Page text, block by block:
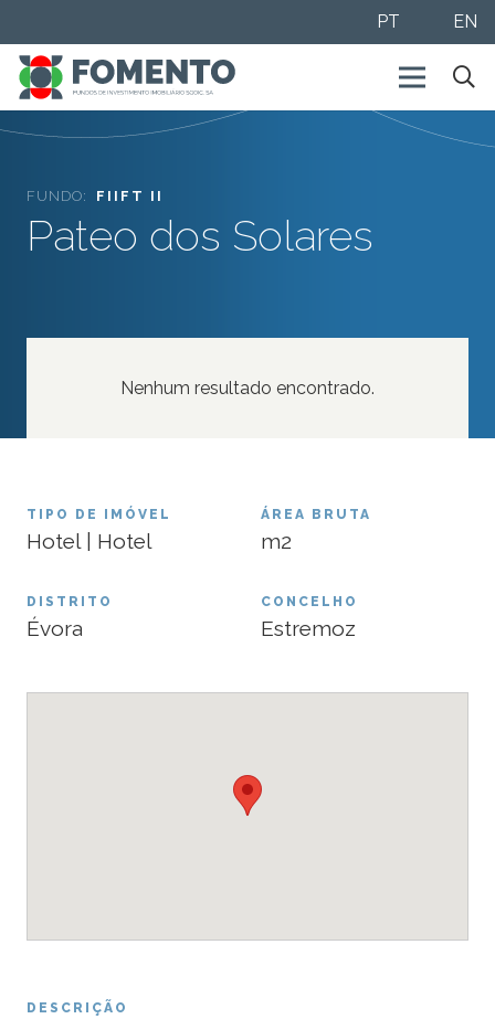
PT EN
Nenhum resultado encontrado.
FUNDO: FIIFT II
Pateo dos Solares
TIPO DE IMÓVEL
Hotel | Hotel
ÁREA BRUTA
m2
DISTRITO
Évora
CONCELHO
Estremoz
DESCRIÇÃO